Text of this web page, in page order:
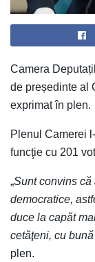
Camera
de președinte al
exprimat în plen.
Plenul Camerei
funcţie cu 201
„Sunt convins că
democratice,
duce la capăt
cetăţeni, cu bună
plen.